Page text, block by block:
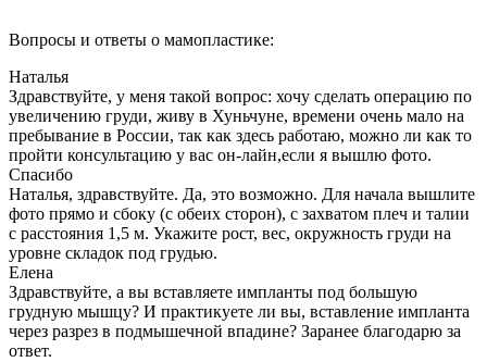
Вопросы и ответы о мамопластике:
Наталья
Здравствуйте, у меня такой вопрос: хочу сделать операцию по
увеличению груди, живу в Хуньчуне, времени очень мало на
пребывание в России, так как здесь работаю, можно ли как то
пройти консультацию у вас он-лайн,если я вышлю фото.
Спасибо
Наталья, здравствуйте. Да, это возможно. Для начала вышлите
фото прямо и сбоку (с обеих сторон), с захватом плеч и талии
с расстояния 1,5 м. Укажите рост, вес, окружность груди на
уровне складок под грудью.
Елена
Здравствуйте, а вы вставляете импланты под большую
грудную мышцу? И практикуете ли вы, вставление импланта
через разрез в подмышечной впадине? Заранее благодарю за
ответ.